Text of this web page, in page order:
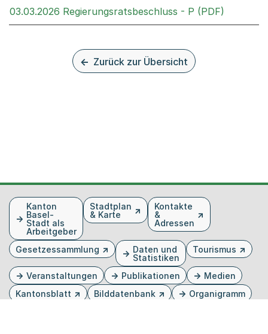
03.03.2026 Regierungsratsbeschluss - P (PDF)
Zurück zur Übersicht
FusszeileKanton
Basel-
Stadt als
Arbeitgeber
Stadtplan
& Karte
Kontakte
&
Adressen
Gesetzessammlung
Daten und
Statistiken
Tourismus
Veranstaltungen Publikationen
Medien
Kantonsblatt
Bilddatenbank
Organigramm